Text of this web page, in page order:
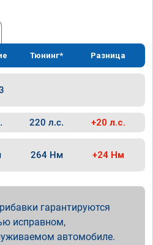
Тюнинг* Разница
220 л.с. +20 л.с.
264 Нм +24 Нм
гарантируются
исправном,
автомобиле.